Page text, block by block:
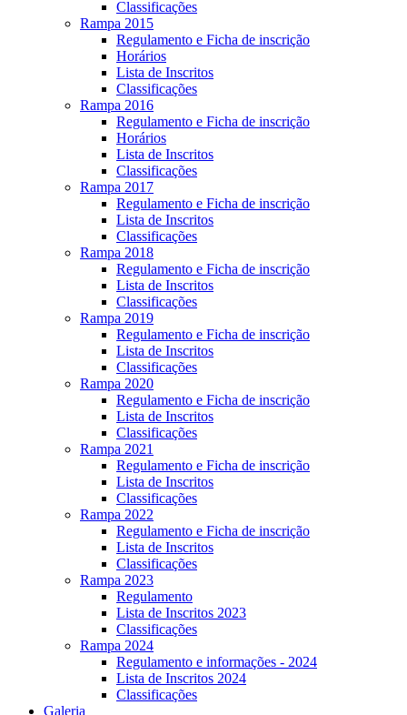
Classificações
Rampa 2015
Regulamento e Ficha de inscrição
Horários
Lista de Inscritos
Classificações
Rampa 2016
Regulamento e Ficha de inscrição
Horários
Lista de Inscritos
Classificações
Rampa 2017
Regulamento e Ficha de inscrição
Lista de Inscritos
Classificações
Rampa 2018
Regulamento e Ficha de inscrição
Lista de Inscritos
Classificações
Rampa 2019
Regulamento e Ficha de inscrição
Lista de Inscritos
Classificações
Rampa 2020
Regulamento e Ficha de inscrição
Lista de Inscritos
Classificações
Rampa 2021
Regulamento e Ficha de inscrição
Lista de Inscritos
Classificações
Rampa 2022
Regulamento e Ficha de inscrição
Lista de Inscritos
Classificações
Rampa 2023
Regulamento
Lista de Inscritos 2023
Classificações
Rampa 2024
Regulamento e informações - 2024
Lista de Inscritos 2024
Classificações
Galeria